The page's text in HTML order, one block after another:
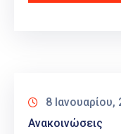
8 Ιανουαρίου,
Ανακοινώσεις